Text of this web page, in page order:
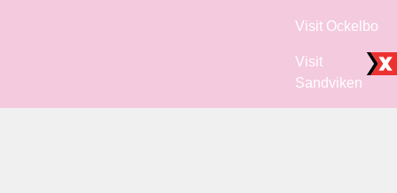
Visit Ockelbo
Visit
Sandviken